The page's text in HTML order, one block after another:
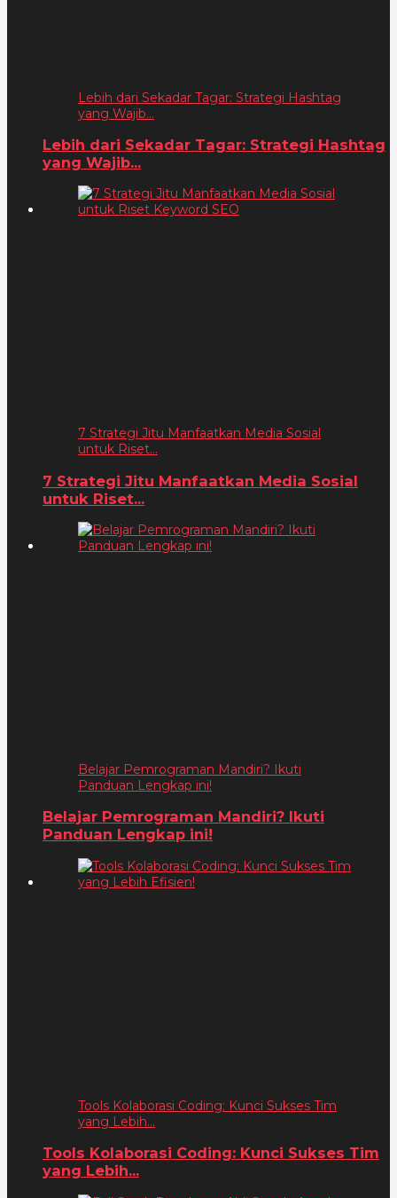
Lebih dari Sekadar Tagar: Strategi Hashtag
yang Wajib...
Lebih dari Sekadar Tagar: Strategi Hashtag
yang Wajib...
7 Strategi Jitu Manfaatkan Media Sosial
untuk Riset...
7 Strategi Jitu Manfaatkan Media Sosial
untuk Riset...
Belajar Pemrograman Mandiri? Ikuti
Panduan Lengkap ini!
Belajar Pemrograman Mandiri? Ikuti
Panduan Lengkap ini!
Tools Kolaborasi Coding: Kunci Sukses Tim
yang Lebih...
Tools Kolaborasi Coding: Kunci Sukses Tim
yang Lebih...